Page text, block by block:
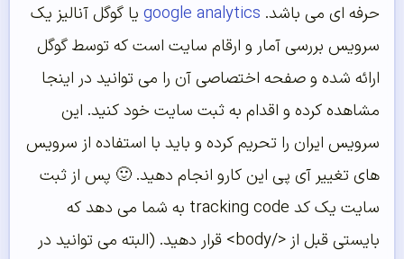
حرفه ای می باشد. google analytics یا گوگل آنالیز یک
سرویس بررسی آمار و ارقام سایت است که توسط گوگل
ارائه شده و صفحه اختصاصی آن را می توانید در اینجا
مشاهده کرده و اقدام به ثبت سایت خود کنید. این
سرویس ایران را تحریم کرده و باید با استفاده از سرویس
های تغییر آی پی این کارو انجام دهید. 🙂 پس از ثبت
سایت یک کد tracking code به شما می دهد که
بایستی قبل از </body> قرار دهید. (البته می توانید در